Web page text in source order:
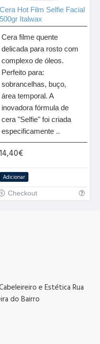
Cera Hot Film Selfie Facial
500gr Italwax
Cera filme quente
delicada para rosto com
complexo de óleos.
Perfeito para:
sobrancelhas, buço,
área temporal. A
inovadora fórmula de
cera "Selfie" foi criada
especificamente ..
14,40€
Adicionar
Checkout
e Estética Rua
do Bairro